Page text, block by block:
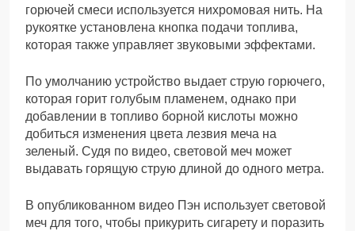
горючей смеси используется нихромовая нить. На
рукоятке установлена кнопка подачи топлива,
которая также управляет звуковыми эффектами.
По умолчанию устройство выдает струю горючего,
которая горит голубым пламенем, однако при
добавлении в топливо борной кислоты можно
добиться изменения цвета лезвия меча на
зеленый. Судя по видео, световой меч может
выдавать горящую струю длиной до одного метра.
В опубликованном видео Пэн использует световой
меч для того, чтобы прикурить сигарету и поразить